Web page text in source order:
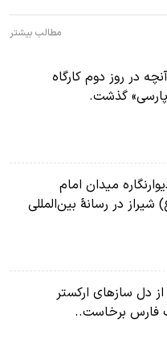
مطالب بیشتر
در روز دوم کارگاه
گذشت.
میدان امام
در رسانۀ بین‌المللی
از دل سازهای ارکستر
فارس برخاست..